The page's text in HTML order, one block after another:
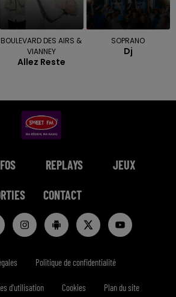
BOULEVARD DES AIRS &
VIANNEY
Allez Reste
SOPRANO
Dj
REPLAYS JEUX
CONTACT
Politique de confidentialité
d'utilisation Cookies Plan du site